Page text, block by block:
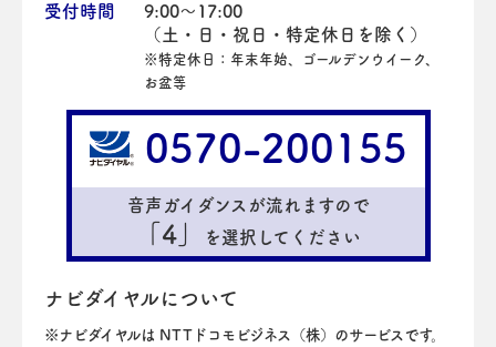
受付時間
9:00～17:00
（土・日・祝日・特定休日を除く）
※特定休日：年末年始、ゴールデンウイーク、
お盆等
0570-200155
音声ガイダンスが流れますので
「4」 を選択してください
ナビダイヤルについて
ナビダイヤルは NTTドコモビジネス（株）のサービスです。